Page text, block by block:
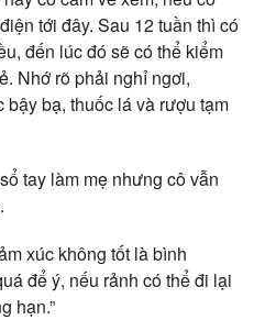
tới đây. Sau 12 tuần thì có
đến lúc đó sẽ có thể kiểm
Nhớ rõ phải nghỉ ngơi,
bạ, thuốc lá và rượu tạm
tay làm mẹ nhưng cô vẫn
xúc không tốt là bình
để ý, nếu rảnh có thể đi lại
hạn.”